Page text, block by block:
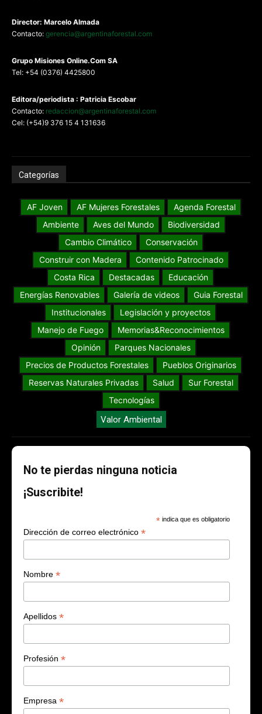
Director: Marcelo Almada
Contacto: gerencia@argentinaforestal.com
Grupo Misiones Online.Com SA
Tel: +54 (0376) 4425800
Editora/periodista : Patricia Escobar
Contacto: redaccion@argentinaforestal.com
Cel: (+54)9 376 15 4 131636
Categorías
AF Joven AF Mujeres Forestales
Agenda Forestal
Ambiente
Aves del Mundo
Biodiversidad
Cambio Climático
Conservación
Construir con Madera
Contenido Patrocinado
Costa Rica
Destacadas
Educación
Energías Renovables
Galería de videos
Guia Forestal
Institucionales
Legislación y proyectos
Manejo de Fuego
Memorias&Reconocimientos
Opinión
Parques Nacionales
Precios de Productos Forestales
Pueblos Originarios
Reservas Naturales Privadas
Salud
Sur Forestal
Tecnologías
Valor Ambiental
No te pierdas ninguna noticia
¡Suscribite!
* indica que es obligatorio
Dirección de correo electrónico *
Nombre *
Apellidos *
Profesión *
Empresa *